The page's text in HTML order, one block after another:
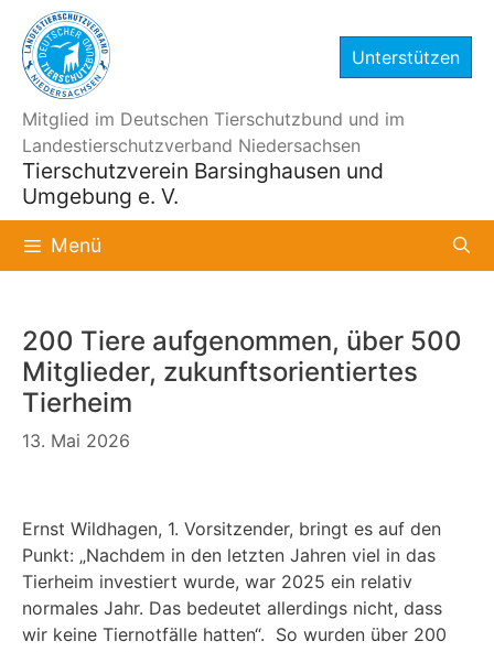
Inhalt
springen
Unterstützen
Tierschutzverein Barsinghausen und
Umgebung e. V.
Mitglied im Deutschen Tierschutzbund und im
Landestierschutzverband Niedersachsen
Menü
200 Tiere aufgenommen, über 500
Mitglieder, zukunftsorientiertes
Tierheim
13. Mai 2026
Ernst Wildhagen, 1. Vorsitzender, bringt es auf den
Punkt: „Nachdem in den letzten Jahren viel in das
Tierheim investiert wurde, war 2025 ein relativ
normales Jahr. Das bedeutet allerdings nicht, dass
wir keine Tiernotfälle hatten“. So wurden über 200